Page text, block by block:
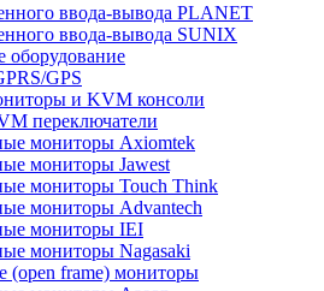
ввода-вывода PLANET
ввода-вывода SUNIX
оборудование
GPS
и KVM консоли
переключатели
мониторы Axiomtek
мониторы Jawest
мониторы Touch Think
мониторы Advantech
мониторы IEI
мониторы Nagasaki
(open frame) мониторы